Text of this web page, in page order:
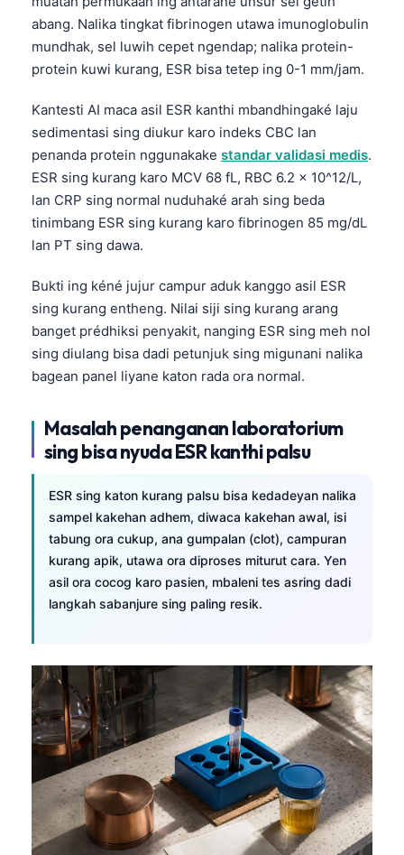
abang. Nalika tingkat fibrinogen utawa imunoglobulin
mundhak, sel luwih cepet ngendap; nalika protein-
protein kuwi kurang, ESR bisa tetep ing 0-1 mm/jam.
Kantesti AI maca asil ESR kanthi mbandhingaké laju
sedimentasi sing diukur karo indeks CBC lan
penanda protein nggunakake standar validasi medis.
ESR sing kurang karo MCV 68 fL, RBC 6.2 x 10^12/L,
lan CRP sing normal nuduhaké arah sing beda
tinimbang ESR sing kurang karo fibrinogen 85 mg/dL
lan PT sing dawa.
Bukti ing kéné jujur campur aduk kanggo asil ESR
sing kurang entheng. Nilai siji sing kurang arang
banget prédhiksi penyakit, nanging ESR sing meh nol
sing diulang bisa dadi petunjuk sing migunani nalika
bagean panel liyane katon rada ora normal.
Masalah penanganan laboratorium
sing bisa nyuda ESR kanthi palsu
ESR sing katon kurang palsu bisa kedadeyan nalika
sampel kakehan adhem, diwaca kakehan awal, isi
tabung ora cukup, ana gumpalan (clot), campuran
kurang apik, utawa ora diproses miturut cara. Yen
asil ora cocog karo pasien, mbaleni tes asring dadi
langkah sabanjure sing paling resik.